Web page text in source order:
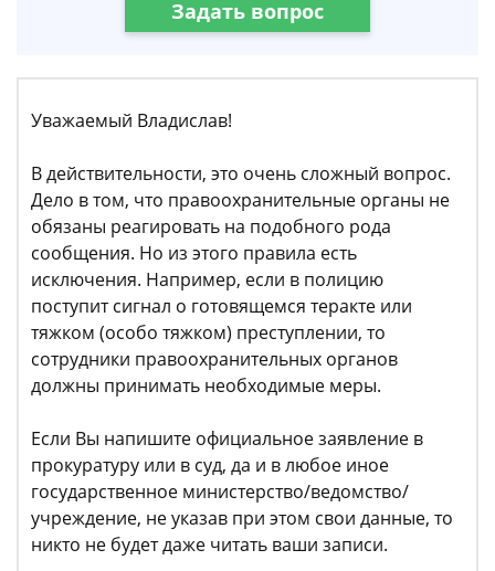
Задать вопрос
Уважаемый Владислав!
В действительности, это очень сложный вопрос.
Дело в том, что правоохранительные органы не
обязаны реагировать на подобного рода
сообщения. Но из этого правила есть
исключения. Например, если в полицию
поступит сигнал о готовящемся теракте или
тяжком (особо тяжком) преступлении, то
сотрудники правоохранительных органов
должны принимать необходимые меры.
Если Вы напишите официальное заявление в
прокуратуру или в суд, да и в любое иное
государственное министерство/ведомство/
учреждение, не указав при этом свои данные, то
никто не будет даже читать ваши записи.